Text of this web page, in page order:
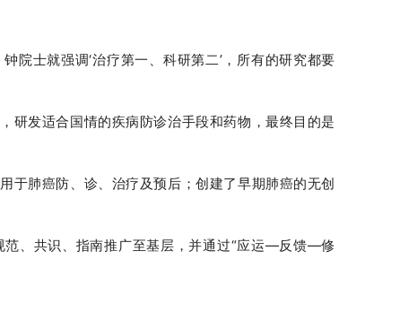
院士就强调‘治疗第一、科研第二’，所有的研究都要
研发适合国情的疾病防诊治手段和药物，最终目的是
于肺癌防、诊、治疗及预后；创建了早期肺癌的无创
范、共识、指南推广至基层，并通过“应运—反馈—修